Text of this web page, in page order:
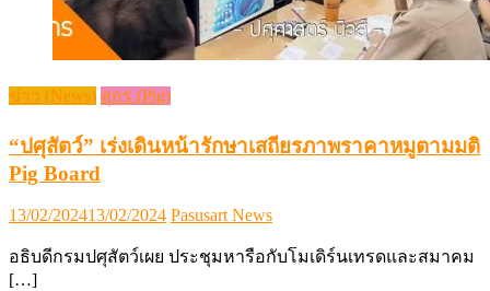
ข่าว (News) สุกร (Pig)
“ปศุสัตว์” เร่งเดินหน้ารักษาเสถียรภาพราคาหมูตามมติ
Pig Board
Posted
13/02/202413/02/2024 Author
Pasusart News
อธิบดีกรมปศุสัตว์เผย ประชุมหารือกับโมเดิร์นเทรดและสมาคม
[…]